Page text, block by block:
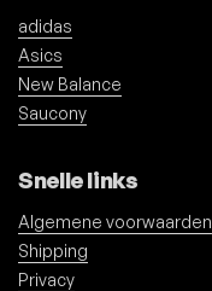
adidas
Asics
New Balance
Saucony
Snelle links
Algemene voorwaarden
Shipping
Privacy